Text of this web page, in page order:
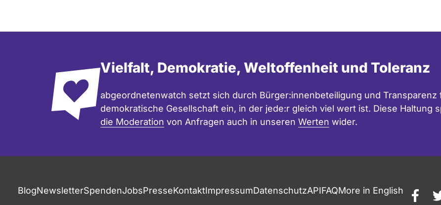
Vielfalt, Demokratie, Weltoffenheit und Toleranz
abgeordnetenwatch setzt sich durch Bürger:innenbeteiligung und
demokratische Gesellschaft ein, in der jede:r gleich viel wert ist. Diese Haltung
die Moderation von Anfragen auch in unseren Werten wider.
BlogNewsletterSpendenJobsPresseKontaktImpressumDatenschutzAPIFAQMore in English